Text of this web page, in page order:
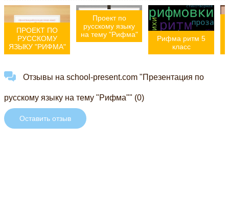
ПРОЕКТ ПО
РУССКОМУ
ЯЗЫКУ "РИФМА"
Проект по
русскому языку
на тему "Рифма"
Рифма ритм 5
класс
Отзывы на school-present.com "Презентация по
русскому языку на тему "Рифма"" (0)
Оставить отзыв